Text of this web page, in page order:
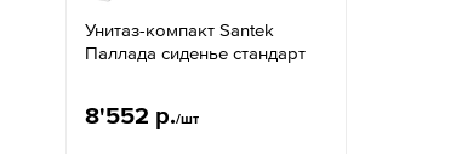
Унитаз-компакт Santek
Паллада сиденье стандарт
8'552 р./шт